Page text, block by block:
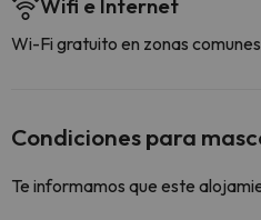
Wifi e Internet
Wi-Fi gratuito en zonas comunes
Condiciones para
Te informamos que este